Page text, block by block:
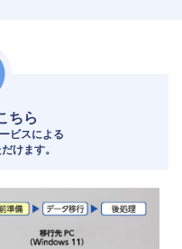
ちら
ビスによる
けます。